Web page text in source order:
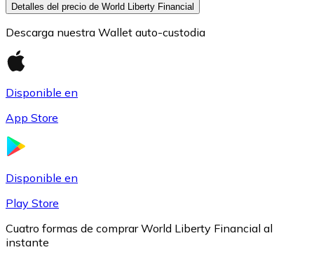
Detalles del precio de World Liberty Financial
Descarga nuestra Wallet auto-custodia
Disponible en
App Store
Disponible en
Play Store
Cuatro formas de comprar World Liberty Financial al
instante